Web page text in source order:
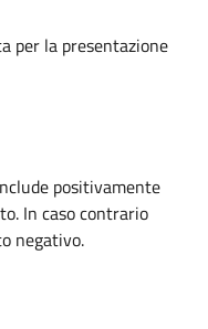
per la presentazione
positivamente
In caso contrario
negativo.